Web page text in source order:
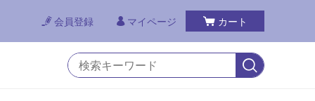
会員登録 マイページ カート